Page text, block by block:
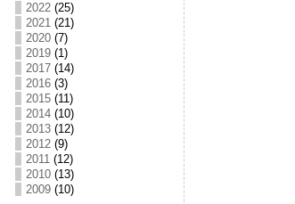
2022(25)
2021(21)
2020(7)
2019(1)
2017(14)
2016(3)
2015(11)
2014(10)
2013(12)
2012(9)
2011(12)
2010(13)
2009(10)